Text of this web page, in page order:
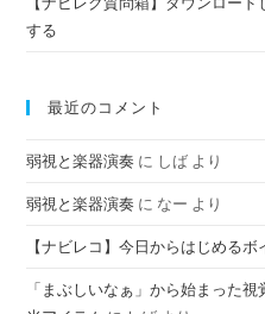
する
最近のコメント
弱視と楽器演奏 に しば より
弱視と楽器演奏 に なー より
【ナビレコ】今日からはじめる
「まぶしいなぁ」から始まった